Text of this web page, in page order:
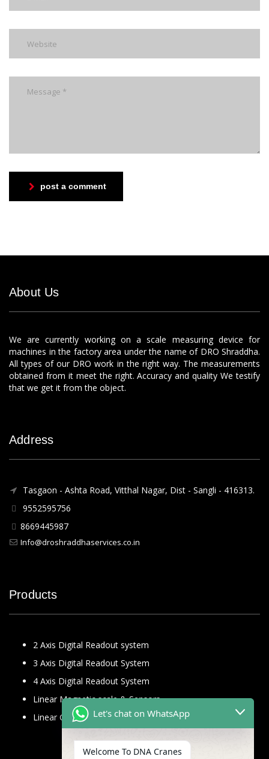
post a comment
About Us
We are currently working on a scale measuring device for
machines in the factory area under the name of DRO Shraddha.
All types of our DRO work in the right way. The measurements
obtained from it meet the right. Accuracy and quality We testify
that we get it from the object.
Address
Tasgaon - Ashta Road, Vitthal Nagar, Dist - Sangli - 416313.
9552595756
8669445987
Info@droshraddhaservices.co.in
Products
2 Axis Digital Readout system
3 Axis Digital Readout System
4 Axis Digital Readout System
Linear Magnetic scale & Sensors
Linear Glass ScaleLet's chat on WhatsApp
Welcome To DNA Cranes